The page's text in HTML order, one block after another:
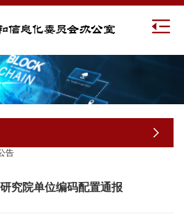
告
究院单位编码配置通报